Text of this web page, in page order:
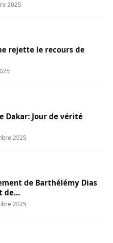
2025
rejette le recours de
Dakar: Jour de vérité
2025
de Barthélémy Dias
de…
2025